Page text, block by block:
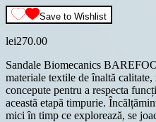
Save to Wishlist
lei270.00
Sandale Biomecanics
materiale textile de înaltă
concepute pentru a respecta
această etapă timpurie.
mici în timp ce explorează, se